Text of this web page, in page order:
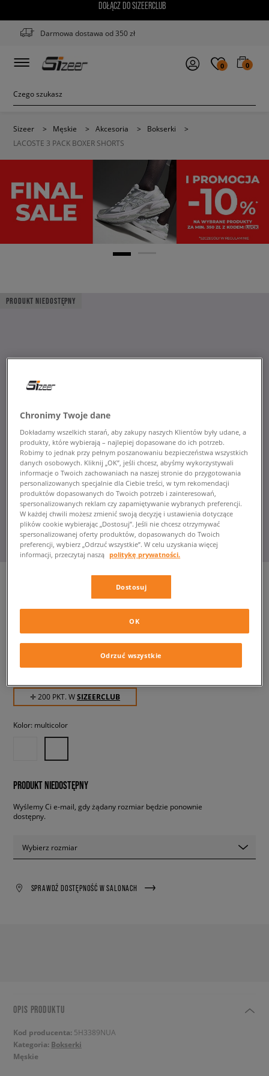
DOŁĄCZ DO SIZEERCLUB
Darmowa dostawa od 350 zł
0 0
Sizeer > Męskie > Akcesoria > Bokserki
>
LACOSTE 3 PACK BOXER SHORTS
PRODUKT NIEDOSTĘPNY
LACOSTE 3 PACK BOXER
męskie, bokserki
199,99 zł
✛ 200 PKT. WSIZEERCLUB
Kolor: multicolor
PRODUKT NIEDOSTĘPNY
Wyślemy Ci e-mail, gdy żądany rozmiar będzie ponownie
dostępny.
Wybierz rozmiar
SPRAWDŹ DOSTĘPNOŚĆ W SALONACH
OPIS PRODUKTU
Kod producenta: 5H3389NUA
Kategoria: Bokserki
Męskie
Chronimy Twoje dane
Dokładamy wszelkich starań, aby zakupy naszych Klientów były udane, a
produkty, które wybierają – najlepiej dopasowane do ich potrzeb.
Robimy to jednak przy pełnym poszanowaniu bezpieczeństwa wszystkich
danych osobowych. Kliknij „OK”, jeśli chcesz, abyśmy wykorzystywali
informacje o Twoich zachowaniach na naszej stronie do przygotowania
personalizowanych specjalnie dla Ciebie treści, w tym rekomendacji
produktów dopasowanych do Twoich potrzeb i zainteresowań,
spersonalizowanych reklam czy zapamiętywanie wybranych preferencji.
W każdej chwili możesz zmienić swoją decyzję i ustawienia dotyczące
plików cookie wybierając „Dostosuj”. Jeśli nie chcesz otrzymywać
spersonalizowanej oferty produktów, dopasowanych do Twoich
preferencji, wybierz „Odrzuć wszystkie”. W celu uzyskania więcej
informacji, przeczytaj naszą politykę prywatności.
Dostosuj
Odrzuć wszystkie
OK